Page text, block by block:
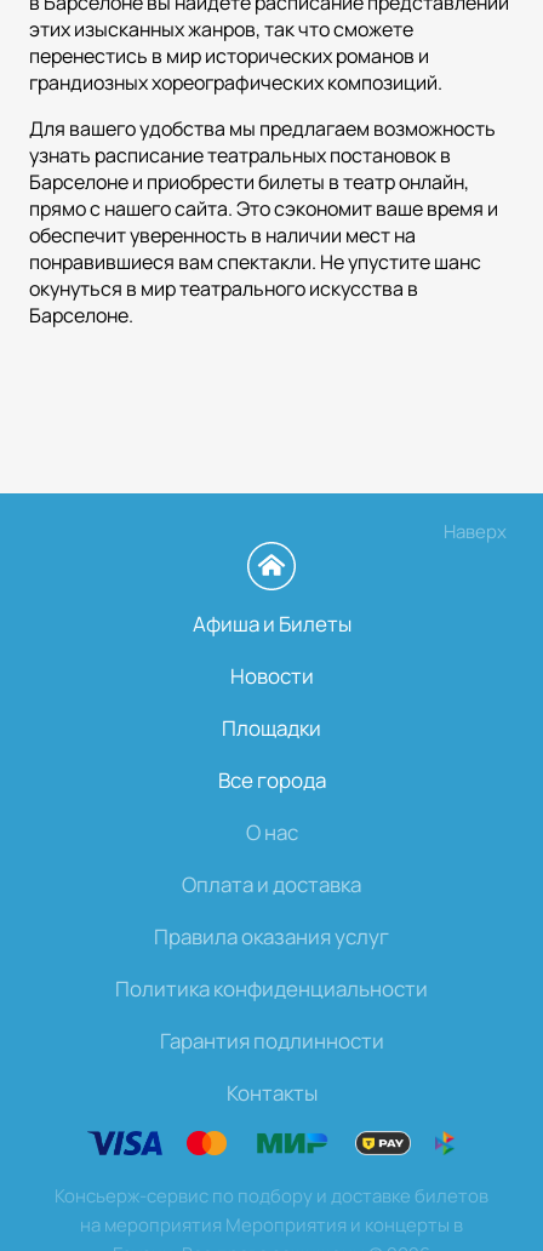
этих изысканных жанров, так что сможете
перенестись в мир исторических романов и
грандиозных хореографических композиций.
Для вашего удобства мы предлагаем возможность
узнать расписание театральных постановок в
Барселоне и приобрести билеты в театр онлайн,
прямо с нашего сайта. Это сэкономит ваше время и
обеспечит уверенность в наличии мест на
понравившиеся вам спектакли. Не упустите шанс
окунуться в мир театрального искусства в
Барселоне.
Наверх
Афиша и Билеты
Новости
Площадки
Все города
О нас
Оплата и доставка
Правила оказания услуг
Политика конфиденциальности
Гарантия подлинности
Контакты
Консьерж-сервис по подбору и доставке билетов
на мероприятия Мероприятия и концерты в